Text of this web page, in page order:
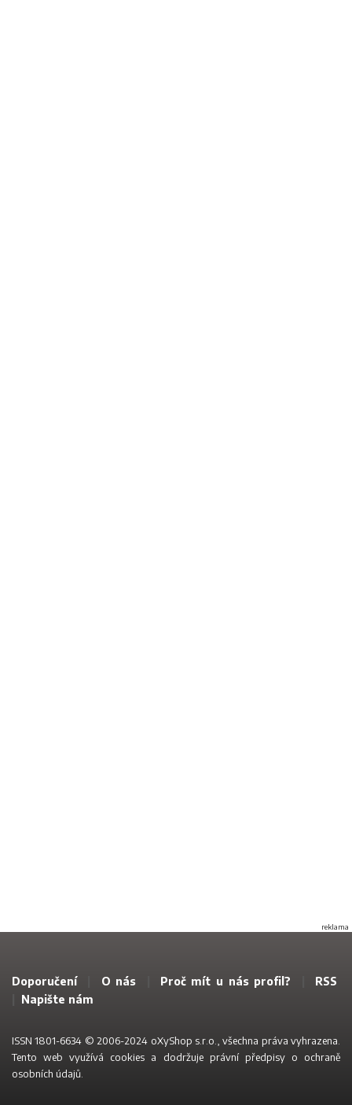
reklama
Doporučení| O nás Proč mít u nás profil?
RSS
Napište nám
ISSN 1801-6634 © 2006-2024 oXyShop s.r.o., všechna práva vyhrazena.
Tento web využívá cookies a dodržuje právní předpisy o ochraně
osobních údajů